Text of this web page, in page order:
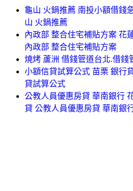
龜山 火鍋推薦 南投小額借錢
山 火鍋推薦
內政部 整合住宅補貼方案 花
內政部 整合住宅補貼方案
燒烤 蘆洲 借錢管道台北.借錢
小額信貸試算公式 苗栗 銀行
貸試算公式
公教人員優惠房貸 華南銀行
貸 公教人員優惠房貸 華南銀